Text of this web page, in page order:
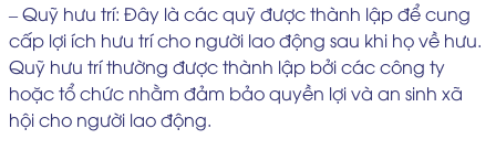
– Quỹ hưu trí: Đây là các quỹ được thành lập để cung
cấp lợi ích hưu trí cho người lao động sau khi họ về hưu.
Quỹ hưu trí thường được thành lập bởi các công ty
hoặc tổ chức nhằm đảm bảo quyền lợi và an sinh xã
hội cho người lao động.